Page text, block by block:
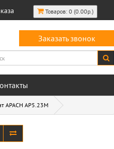
Товаров: 0 (0.00р.)
Заказать звонок
APACH AP5.23M